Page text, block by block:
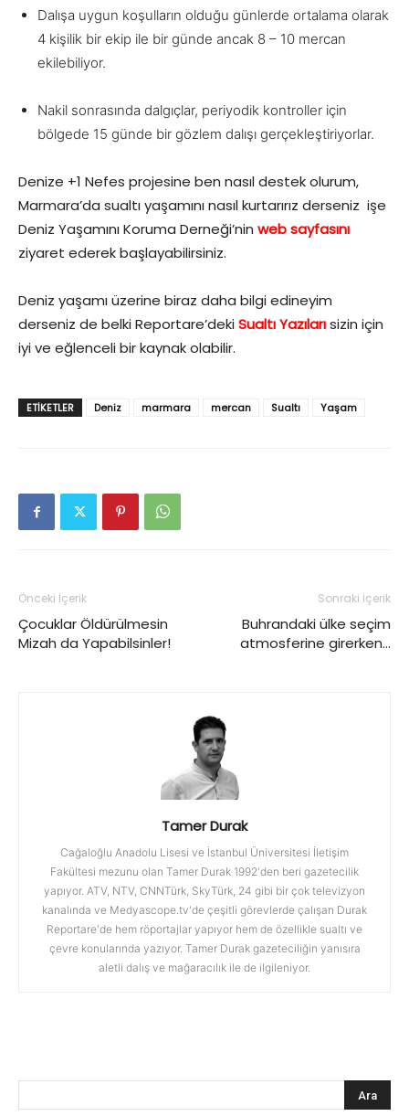
Dalışa uygun koşulların olduğu günlerde ortalama olarak
4 kişilik bir ekip ile bir günde ancak 8 – 10 mercan
ekilebiliyor.
Nakil sonrasında dalgıçlar, periyodik kontroller için
bölgede 15 günde bir gözlem dalışı gerçekleştiriyorlar.
Denize +1 Nefes projesine ben nasıl destek olurum,
Marmara’da sualtı yaşamını nasıl kurtarırız derseniz işe
Deniz Yaşamını Koruma Derneği’nin web sayfasını
ziyaret ederek başlayabilirsiniz.
Deniz yaşamı üzerine biraz daha bilgi edineyim
derseniz de belki Reportare’dekiSualtı Yazılarısizin için
iyi ve eğlenceli bir kaynak olabilir.
ETIKETLER Deniz marmara mercan Sualtı Yaşam
Önceki İçerik
Çocuklar Öldürülmesin
Mizah da Yapabilsinler!
Sonraki İçerik
Buhrandaki ülke seçim
atmosferine girerken…
Tamer Durak
Cağaloğlu Anadolu Lisesi ve İstanbul Üniversitesi İletişim
Fakültesi mezunu olan Tamer Durak 1992'den beri gazetecilik
yapıyor. ATV, NTV, CNNTürk, SkyTürk, 24 gibi bir çok televizyon
kanalında ve Medyascope.tv'de çeşitli görevlerde çalışan Durak
Reportare'de hem röportajlar yapıyor hem de özellikle sualtı ve
çevre konularında yazıyor. Tamer Durak gazeteciliğin yanısıra
aletli dalış ve mağaracılık ile de ilgileniyor.